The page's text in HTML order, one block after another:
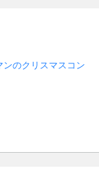
のクリスマスコン